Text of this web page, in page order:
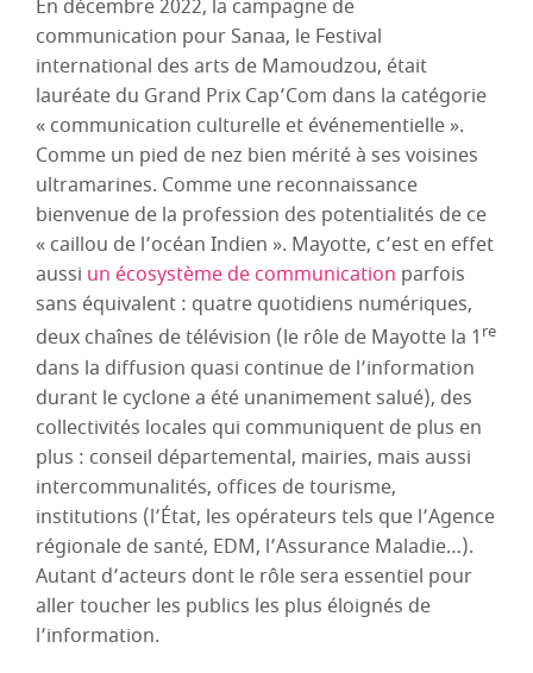
En décembre 2022, la campagne de
communication pour Sanaa, le Festival
international des arts de Mamoudzou, était
lauréate du Grand Prix Cap’Com dans la catégorie
« communication culturelle et événementielle ».
Comme un pied de nez bien mérité à ses voisines
ultramarines. Comme une reconnaissance
bienvenue de la profession des potentialités de ce
« caillou de l’océan Indien ». Mayotte, c’est en effet
aussi un écosystème de communication parfois
sans équivalent : quatre quotidiens numériques,
deux chaînes de télévision (le rôle de Mayotte la 1 re
dans la diffusion quasi continue de l’information
durant le cyclone a été unanimement salué), des
collectivités locales qui communiquent de plus en
plus : conseil départemental, mairies, mais aussi
intercommunalités, offices de tourisme,
institutions (l’État, les opérateurs tels que l’Agence
régionale de santé, EDM, l’Assurance Maladie…).
Autant d’acteurs dont le rôle sera essentiel pour
aller toucher les publics les plus éloignés de
l’information.